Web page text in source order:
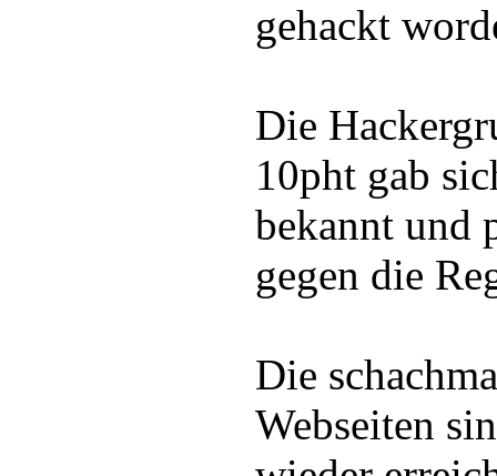
gehackt
Die
10pht gab
bekannt und
gegen die
Die
Webseiten